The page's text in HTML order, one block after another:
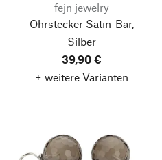
fejn jewelry
Ohrstecker Satin-Bar,
Silber
39,90 €
+ weitere Varianten